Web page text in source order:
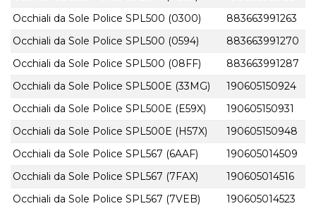
Occhiali da Sole Police SPL500 (0300)
883663991263
Occhiali da Sole Police SPL500 (0594)
883663991270
Occhiali da Sole Police SPL500 (08FF)
883663991287
Occhiali da Sole Police SPL500E (33MG)
190605150924
Occhiali da Sole Police SPL500E (E59X)
190605150931
Occhiali da Sole Police SPL500E (H57X)
190605150948
Occhiali da Sole Police SPL567 (6AAF)
190605014509
Occhiali da Sole Police SPL567 (7FAX)
190605014516
Occhiali da Sole Police SPL567 (7VEB)
190605014523